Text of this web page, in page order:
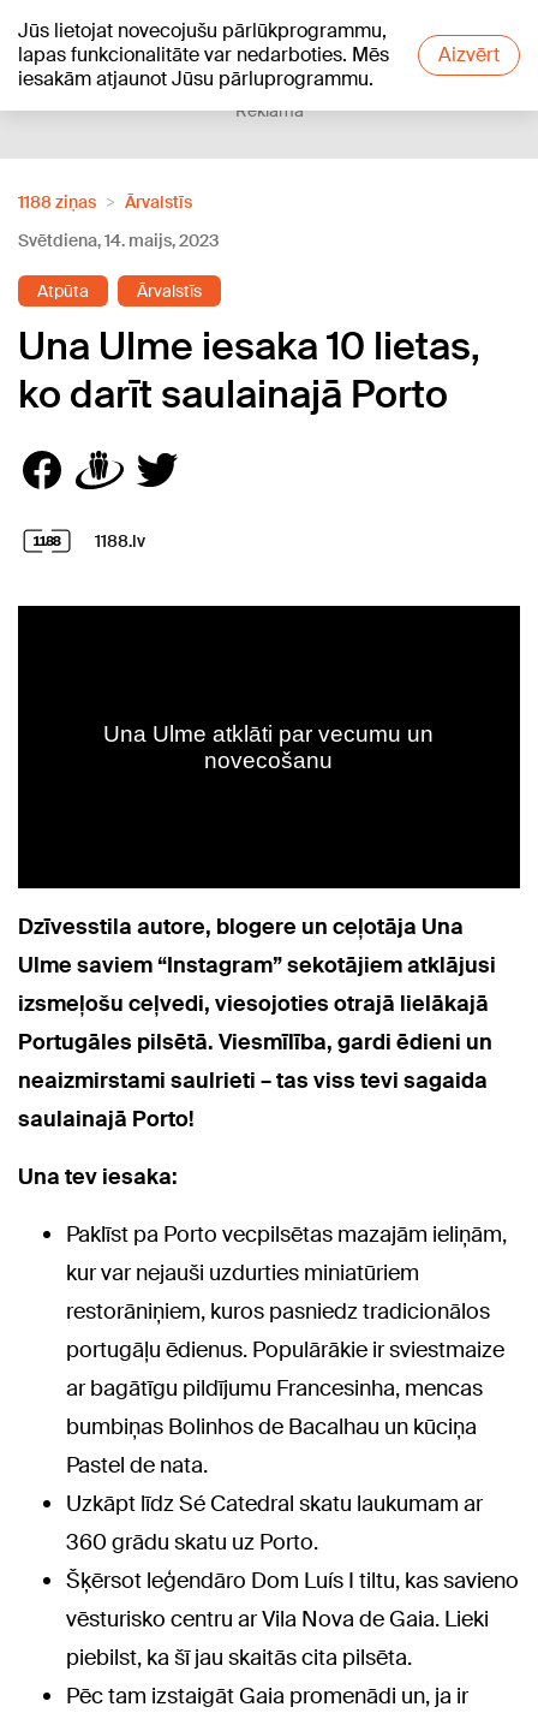
Jūs lietojat novecojušu pārlūkprogrammu,
lapas funkcionalitāte var nedarboties. Mēs
iesakām atjaunot Jūsu pārluprogrammu.
Aizvērt
+12°C
Reklāma
1188 ziņas
Ārvalstīs
Svētdiena, 14. maijs, 2023
Atpūta Ārvalstīs
Una Ulme iesaka 10 lietas,
ko darīt saulainajā Porto
1188.lv
Dzīvesstila autore, blogere un ceļotāja Una
Ulme saviem “Instagram” sekotājiem atklājusi
izsmeļošu ceļvedi, viesojoties otrajā lielākajā
Portugāles pilsētā. Viesmīlība, gardi ēdieni un
neaizmirstami saulrieti – tas viss tevi sagaida
saulainajā Porto!
Una tev iesaka:
Paklīst pa Porto vecpilsētas mazajām ieliņām,
kur var nejauši uzdurties miniatūriem
restorāniņiem, kuros pasniedz tradicionālos
portugāļu ēdienus. Populārākie ir sviestmaize
ar bagātīgu pildījumu Francesinha, mencas
bumbiņas Bolinhos de Bacalhau un kūciņa
Pastel de nata.
Uzkāpt līdz Sé Catedral skatu laukumam ar
360 grādu skatu uz Porto.
Šķērsot leģendāro Dom Luís I tiltu, kas savieno
vēsturisko centru ar Vila Nova de Gaia. Lieki
piebilst, ka šī jau skaitās cita pilsēta.
Pēc tam izstaigāt Gaia promenādi un, ja ir